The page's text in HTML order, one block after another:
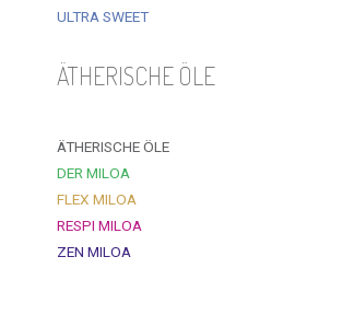
ULTRA SWEET
ÄTHERISCHE ÖLE
ÄTHERISCHE ÖLE
DER MILOA
FLEX MILOA
RESPI MILOA
ZEN MILOA